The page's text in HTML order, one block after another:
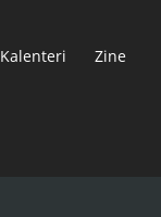
Kalenteri Zine